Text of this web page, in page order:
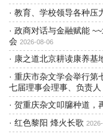
· 教育、学校领导各种压
· 政商对话与金融赋能
会 2026-08-06
· 康之道北京耕读康养基
· 重庆市杂文学会举行第
七届理事会理事、负责
· 贺重庆杂文叩牖种道，
· 红色黎阳 烽火长歌